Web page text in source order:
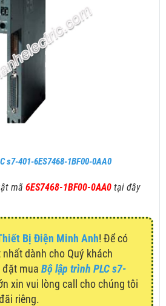
s7-401-6ES7468-1BF00-0AA0
mã 6ES7468-1BF00-0AA0 tại đây
Bị Điện Minh Anh! Để có
dành cho Quý khách
đặt mua Bộ lập trình PLC s7-
xin vui lòng call cho chúng tôi
riêng.